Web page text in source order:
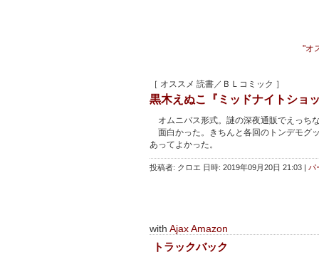
"オ
［ オススメ 読書／ＢＬコミック ］
黒木えぬこ『ミッドナイトショ
オムニバス形式。謎の深夜通販でえっち
面白かった。きちんと各回のトンデモグ
あってよかった。
投稿者: クロエ 日時: 2019年09月20日 21:03 | パ
with Ajax Amazon
トラックバック